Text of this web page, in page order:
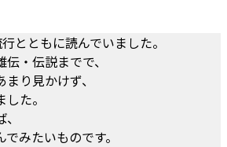
とともに読んでいました。
・伝説までで、
り見かけず、
た。
みたいものです。